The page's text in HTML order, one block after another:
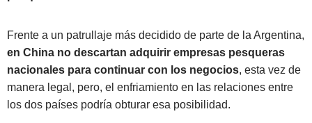
Frente a un patrullaje más decidido de parte de la Argentina,
en China no descartan adquirir empresas pesqueras
nacionales para continuar con los negocios, esta vez de
manera legal, pero, el enfriamiento en las relaciones entre
los dos países podría obturar esa posibilidad.